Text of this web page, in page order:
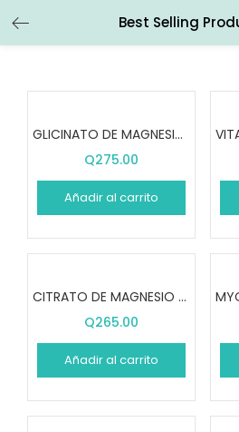
Best Selling
GLICINATO DE MAGNESIO (120 CÁPSULAS)
Q275.00
Añadir al carrito
CITRATO DE MAGNESIO 400 MG (180 CÁPSULAS)
Q265.00
Añadir al carrito
ENTRAR
Introduce tu nombre de usuario y
Recuérdame
¿Contraseña